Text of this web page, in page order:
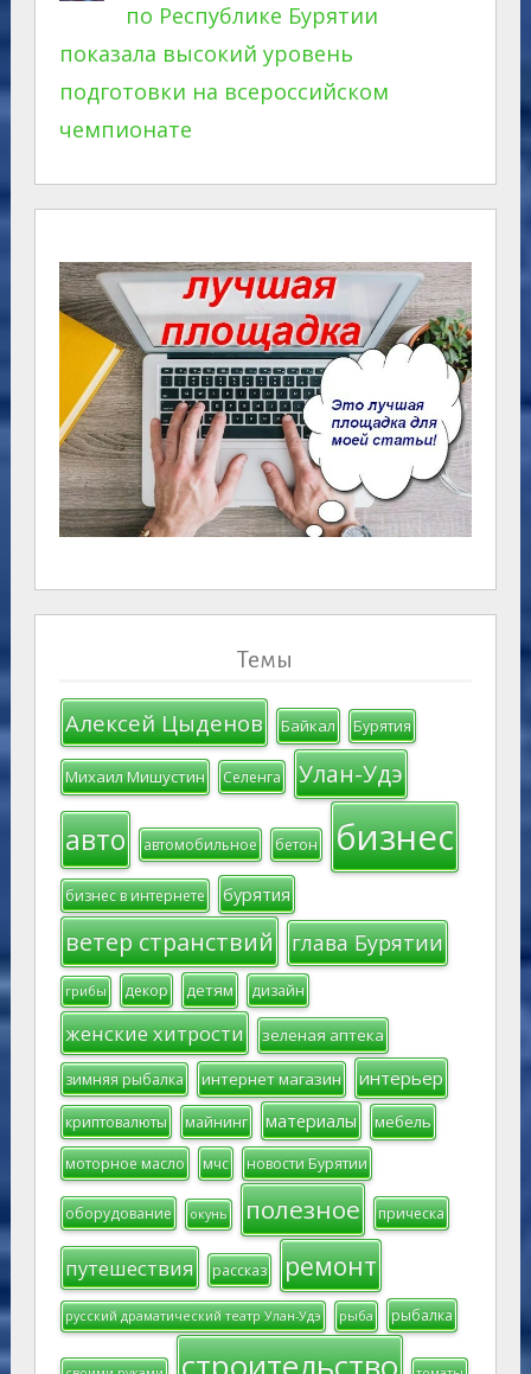
по Республике Бурятии
показала высокий уровень
подготовки на всероссийском
чемпионате
Темы
Алексей Цыденов Байкал Бурятия
Михаил Мишустин Селенга Улан-Удэ
авто автомобильное бетон бизнес
бизнес в интернете бурятия
ветер странствий глава Бурятии
грибы декор детям дизайн
женские хитрости зеленая аптека
зимняя рыбалка интернет магазин интерьер
криптовалюты майнинг материалы мебель
моторное масло мчс новости Бурятии
оборудование окунь полезное прическа
путешествия рассказ ремонт
русский драматический театр Улан-Удэ рыба рыбалка